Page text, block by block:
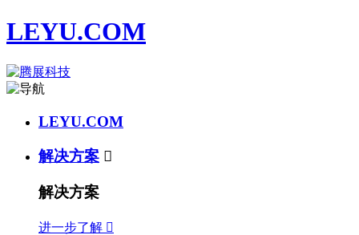
LEYU.COM
LEYU.COM
解决方案 
解决方案
进一步了解 